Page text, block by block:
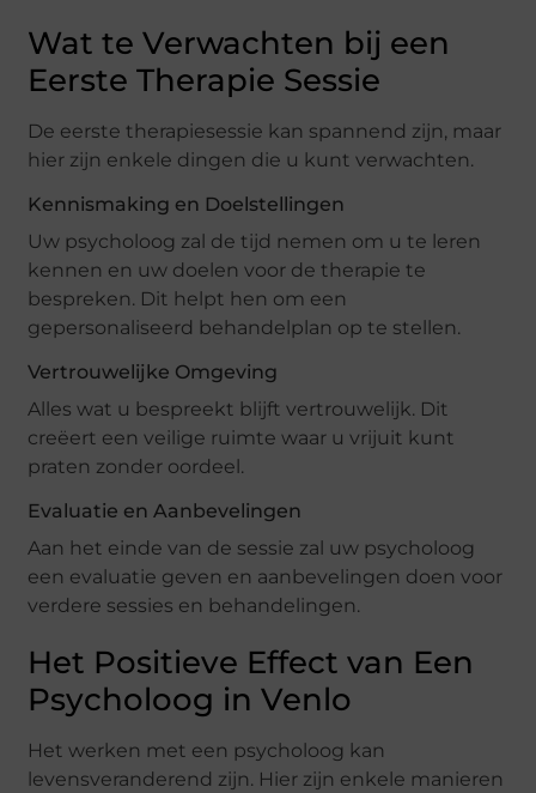
Wat te Verwachten bij een
Eerste Therapie Sessie
De eerste therapiesessie kan spannend zijn, maar
hier zijn enkele dingen die u kunt verwachten.
Kennismaking en Doelstellingen
Uw psycholoog zal de tijd nemen om u te leren
kennen en uw doelen voor de therapie te
bespreken. Dit helpt hen om een ​​
gepersonaliseerd behandelplan op te stellen.
Vertrouwelijke Omgeving
Alles wat u bespreekt blijft vertrouwelijk. Dit
creëert een veilige ruimte waar u vrijuit kunt
praten zonder oordeel.
Evaluatie en Aanbevelingen
Aan het einde van de sessie zal uw psycholoog
een evaluatie geven en aanbevelingen doen voor
verdere sessies en behandelingen.
Het Positieve Effect van Een
Psycholoog in Venlo
Het werken met een psycholoog kan
levensveranderend zijn. Hier zijn enkele manieren